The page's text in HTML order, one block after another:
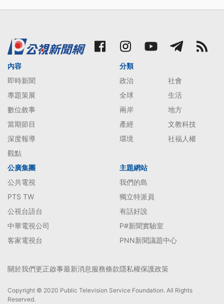
內容
即時新聞
專題策展
數位敘事
當期節目
深度報導
觀點
分類
政治
社會
全球
生活
兩岸
地方
產經
文教科技
環境
社福人權
公廣集團
公共電視
PTS TW
公視台語台
中華電視公司
客家電視台
主題網站
我們的島
獨立特派員
有話好說
P#新聞實驗室
PNN新聞議題中心
關於我們更正啟事最新消息服務條款隱私權保護政策
Copyright © 2020 Public Television Service Foundation. All Rights
Reserved.